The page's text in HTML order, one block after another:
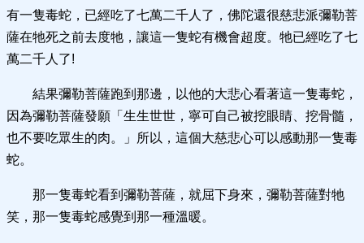
有一隻毒蛇，已經吃了七萬二千人了，佛陀還很慈悲派彌勒菩
薩在牠死之前去度牠，讓這一隻蛇有機會超度。牠已經吃了七
萬二千人了!
結果彌勒菩薩跑到那邊，以他的大悲心看著這一隻毒蛇，
因為彌勒菩薩發願「生生世世，寧可自己被挖眼睛、挖骨髓，
也不要吃眾生的肉。」所以，這個大慈悲心可以感動那一隻毒
蛇。
那一隻毒蛇看到彌勒菩薩，就屈下身來，彌勒菩薩對牠
笑，那一隻毒蛇感覺到那一種溫暖。